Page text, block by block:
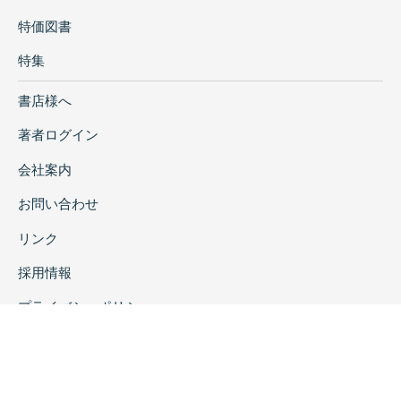
特価図書
特集
書店様へ
著者ログイン
会社案内
お問い合わせ
リンク
採用情報
プライバシーポリシー